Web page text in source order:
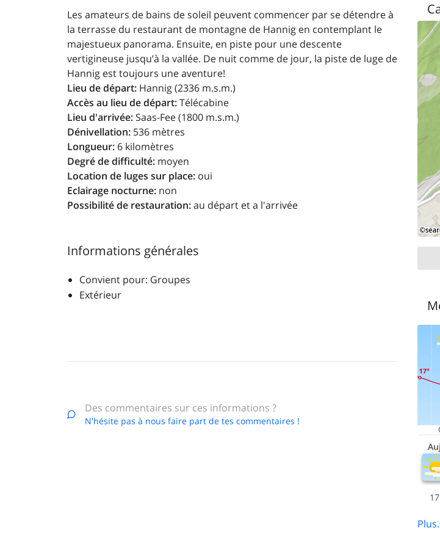
Les amateurs de bains de soleil peuvent commencer par se détendre à
la terrasse du restaurant de montagne de Hannig en contemplant le
majestueux panorama. Ensuite, en piste pour une descente
vertigineuse jusqu’à la vallée. De nuit comme de jour, la piste de luge de
Hannig est toujours une aventure!
Lieu de départ: Hannig (2336 m.s.m.)
Accès au lieu de départ:Télécabine
Lieu d'arrivée:Saas-Fee (1800 m.s.m.)
Dénivellation: 536 mètres
Longueur: 6 kilomètres
Degré de difficulté: moyen
Location de luges sur place: oui
Eclairage nocturne: non
Possibilité de restauration:au départ et a l'arrivée
Informations générales
Convient pour: Groupes
Extérieur
Des commentaires sur ces informations ?
N'hésite pas à nous faire part de tes commentaires !